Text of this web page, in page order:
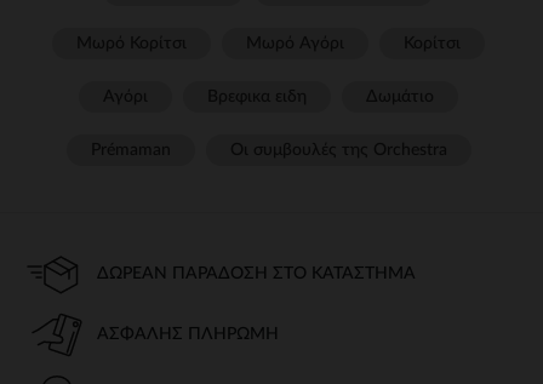
ΔΩΡΕΆΝ ΠΑΡΆΔΟΣΗ ΣΤΟ ΚΑΤΆΣΤΗΜΑ
ΑΣΦΑΛΉΣ ΠΛΗΡΩΜΉ